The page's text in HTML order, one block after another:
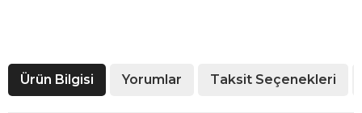
Ürün Bilgisi Yorumlar Taksit Seçenekleri